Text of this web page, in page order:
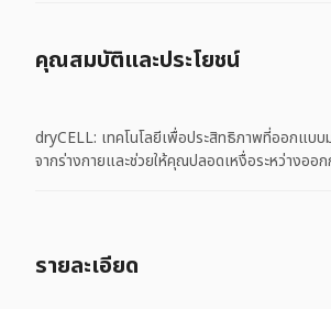
คุณสมบัติและประโยชน์
dryCELL: เทคโนโลยีเพื่อประสิทธิภาพที่ออกแบบ
จากร่างกายและช่วยให้คุณปลอดเหงื่อระหว่างออ
รายละเอียด